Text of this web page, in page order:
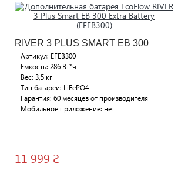
RIVER 3 PLUS SMART EB 300
Артикул: EFEB300
Емкость: 286 Вт*ч
Вес: 3,5 кг
Тип батареи: LiFePO4
Гарантия: 60 месяцев от производителя
Мобильное приложение: нет
11 999 ₴